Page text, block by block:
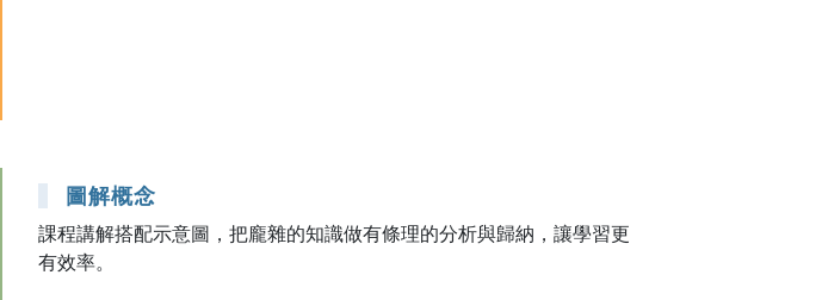
圖解概念
課程講解搭配示意圖，把龐雜的知識做有條理的分析與歸納，讓學習更
有效率。